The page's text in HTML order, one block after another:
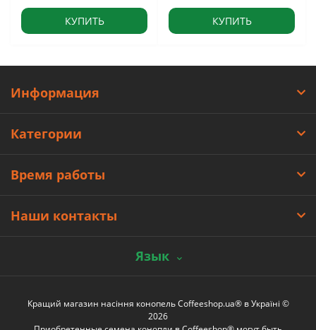
КУПИТЬ КУПИТЬ
Информация
Категории
Время работы
Наши контакты
Язык
Кращий магазин насіння конопель Coffeeshop.ua® в Україні ©
2026